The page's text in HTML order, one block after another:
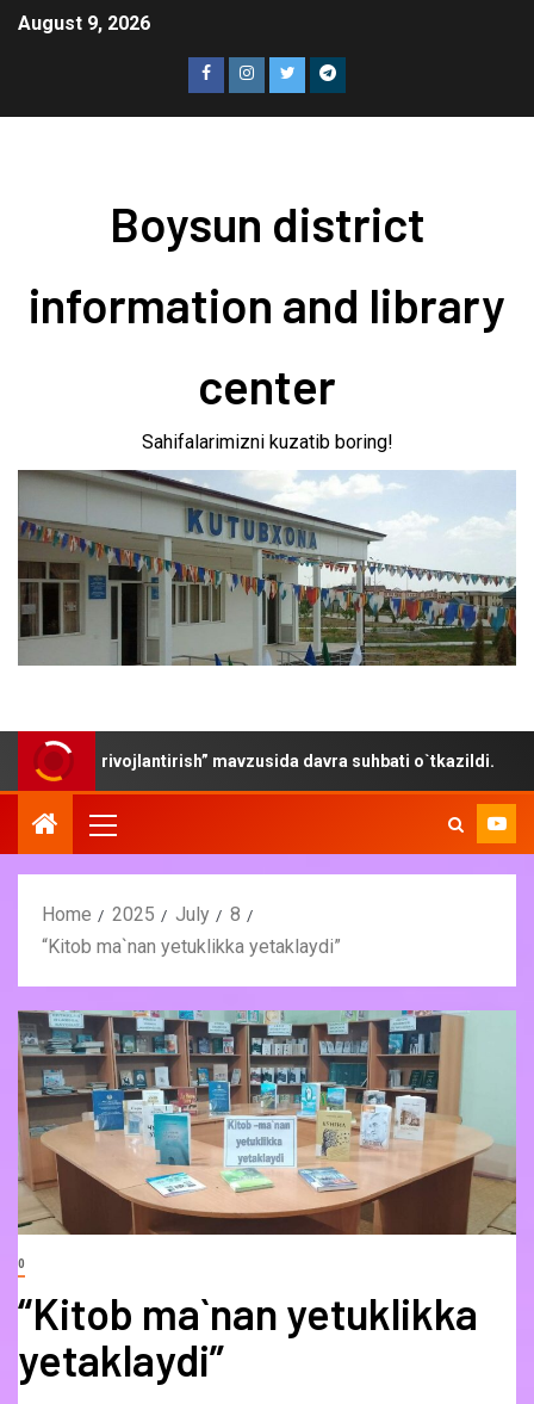
August 9, 2026
Boysun district
information and library
center
Sahifalarimizni kuzatib boring!
rivojlantirish” mavzusida davra suhbati o`tkazildi.
Home 2025 July
8
“Kitob ma`nan yetuklikka yetaklaydi”
0
“Kitob ma`nan yetuklikka
yetaklaydi”